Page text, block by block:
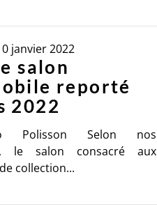
janvier 2022
salon
reporté
2022
Polisson Selon nos
le salon consacré aux
collection...